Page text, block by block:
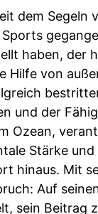
dem Segeln
haben, der
Hilfe von
und der
Ozean,
Stärke
hinaus. Mit
Auf
sein Beitrag